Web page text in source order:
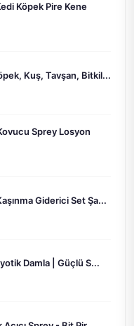
Köpek Pire Kene
Kuş, Tavşan, Bitkil...
Sprey Losyon
Giderici Set Şa...
Damla | Güçlü S...